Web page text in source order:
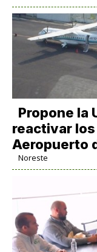
Propone la
reactivar
Aeropuerto
Noreste